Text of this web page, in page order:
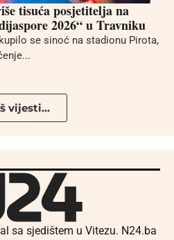
tisuća posjetitelja na
2026“ u Travniku
se sinoć na stadionu Pirota,
vijesti...
sa sjedištem u Vitezu. N24.ba